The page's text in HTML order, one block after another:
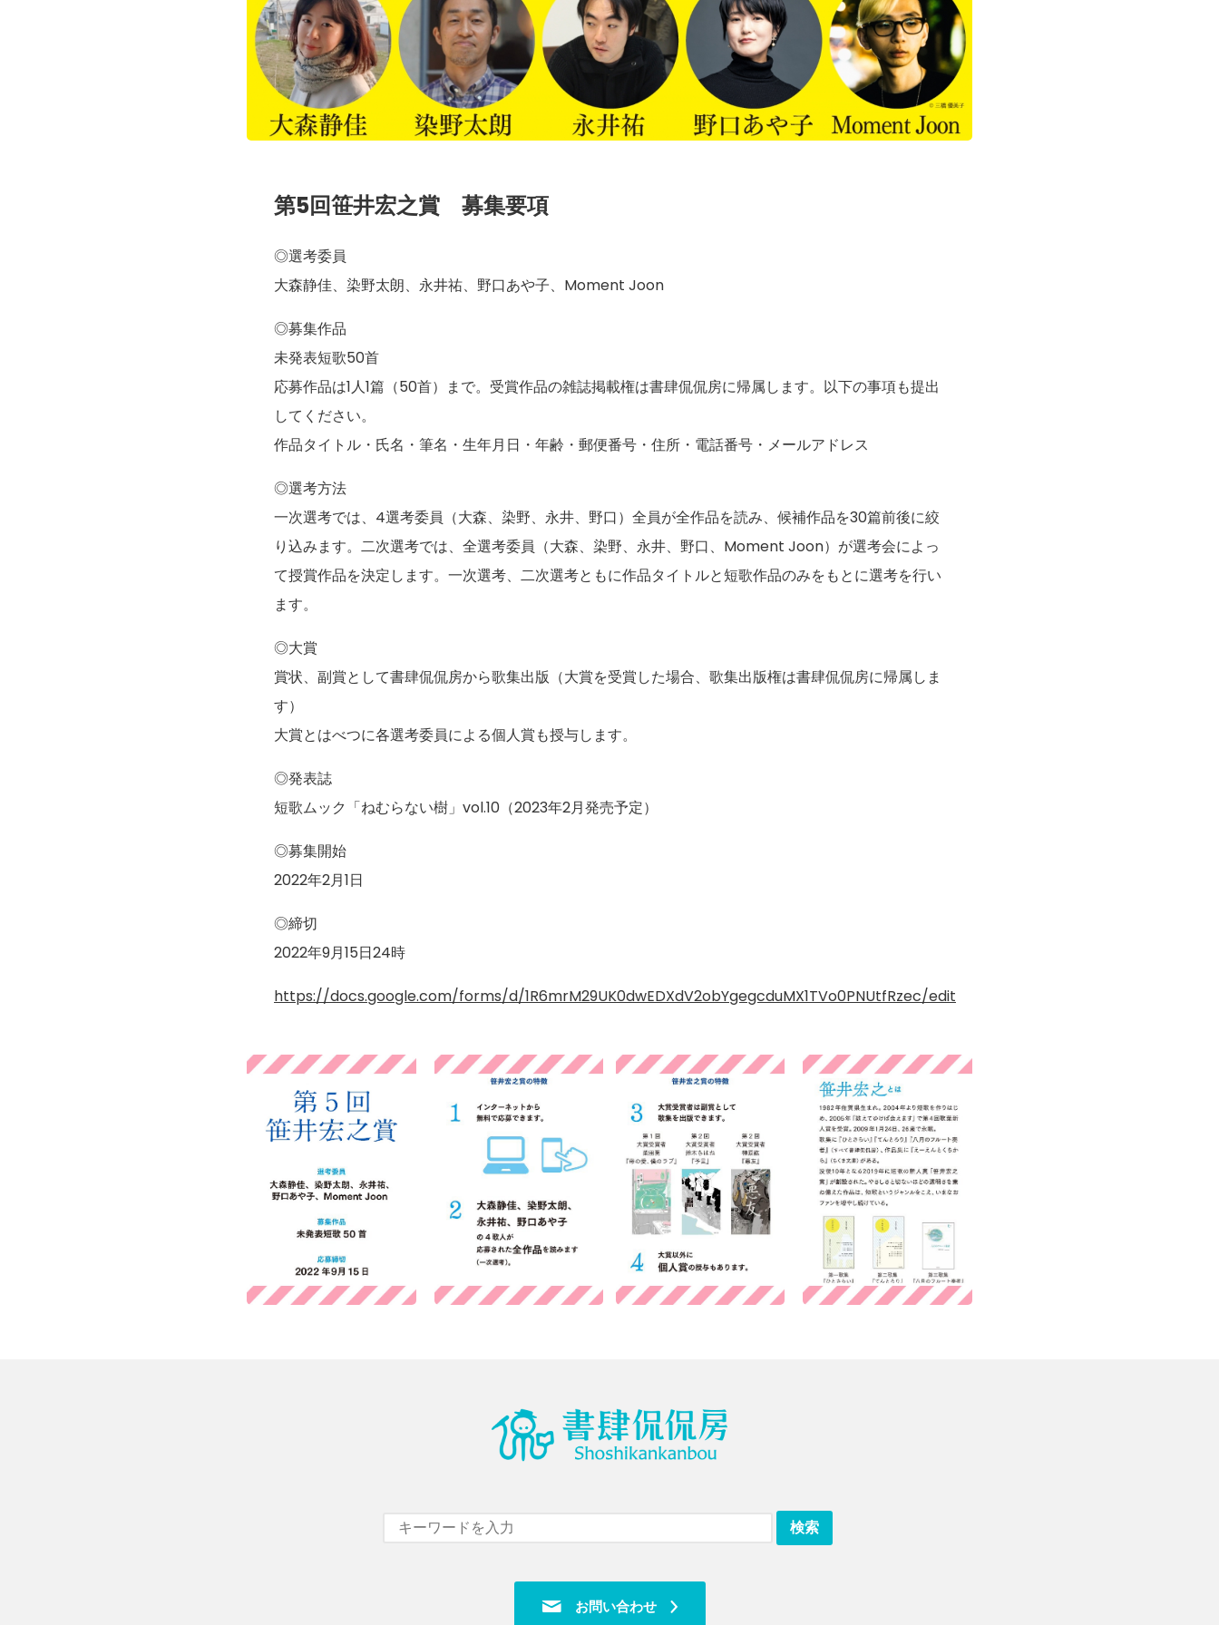
第5回笹井宏之賞 募集要項
◎選考委員
大森静佳、染野太朗、永井祐、野口あや子、Moment Joon
◎募集作品
未発表短歌50首
応募作品は1人1篇（50首）まで。受賞作品の雑誌掲載権は書肆侃侃房に帰属します。以下の事項も提出
してください。
作品タイトル・氏名・筆名・生年月日・年齢・郵便番号・住所・電話番号・メールアドレス
◎選考方法
一次選考では、4選考委員（大森、染野、永井、野口）全員が全作品を読み、候補作品を30篇前後に絞
り込みます。二次選考では、全選考委員（大森、染野、永井、野口、Moment Joon）が選考会によっ
て授賞作品を決定します。一次選考、二次選考ともに作品タイトルと短歌作品のみをもとに選考を行い
ます。
◎大賞
賞状、副賞として書肆侃侃房から歌集出版（大賞を受賞した場合、歌集出版権は書肆侃侃房に帰属しま
す）
大賞とはべつに各選考委員による個人賞も授与します。
◎発表誌
短歌ムック「ねむらない樹」vol.10（2023年2月発売予定）
◎募集開始
2022年2月1日
◎締切
2022年9月15日24時
https://docs.google.com/forms/d/1R6mrM29UK0dwEDXdV2obYgegcduMX1TVo0PNUtfRzec/edit
お問い合わせ